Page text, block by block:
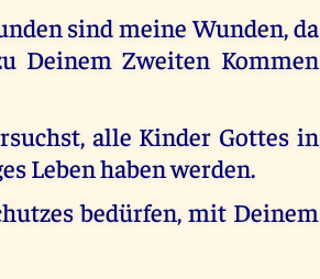
sind meine Wunden, da
Deinem Zweiten Kommen
alle Kinder Gottes in
Leben haben werden.
bedürfen, mit Deinem